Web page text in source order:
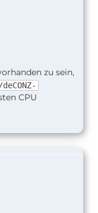
zu sein,
CPU